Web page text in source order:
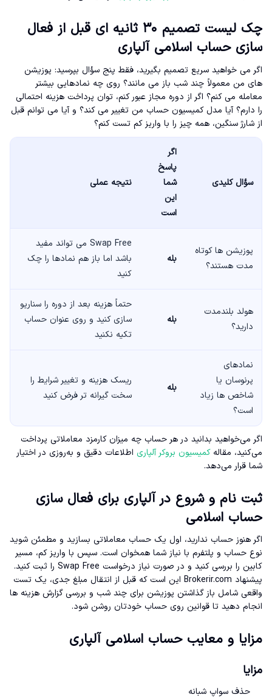
چک لیست تصمیم ۳۰ ثانیه ای قبل از فعال
سازی حساب اسلامی آلپاری
اگر می خواهید سریع تصمیم بگیرید، فقط پنج سؤال بپرسید: پوزیشن
های من معمولاً چند شب باز می مانند؟ روی چه نمادهایی بیشتر
معامله می کنم؟ اگر از دوره مجاز عبور کنم، توان پرداخت هزینه احتمالی
را دارم؟ آیا مدل کمیسیون حساب من تغییر می کند؟ و آیا می توانم قبل
از شارژ سنگین، همه چیز را با واریز کم تست کنم؟
سؤال کلیدی
اگر
پاسخ
شما
این
است
نتیجه عملی
پوزیشن ها کوتاه
مدت هستند؟
بله
Swap Free می تواند مفید
باشد اما باز هم نمادها را چک
کنید
هولد بلندمدت
دارید؟
بله
حتماً هزینه بعد از دوره را سناریو
سازی کنید و روی عنوان حساب
تکیه نکنید
نمادهای
پرنوسان یا
شاخص ها زیاد
است؟
بله
ریسک هزینه و تغییر شرایط را
سخت گیرانه تر فرض کنید
اگر می‌خواهید بدانید در هر حساب چه میزان کارمزد معاملاتی پرداخت
می‌کنید، مقاله کمیسیون بروکر آلپاری اطلاعات دقیق و به‌روزی در اختیار
شما قرار می‌دهد.
ثبت نام و شروع در آلپاری برای فعال سازی
حساب اسلامی
اگر هنوز حساب ندارید، اول یک حساب معاملاتی بسازید و مطمئن شوید
نوع حساب و پلتفرم با نیاز شما همخوان است. سپس با واریز کم، مسیر
کابین را بررسی کنید و در صورت نیاز درخواست Swap Free را ثبت کنید.
پیشنهاد Brokerir.com این است که قبل از انتقال مبلغ جدی، یک تست
واقعی شامل باز گذاشتن پوزیشن برای چند شب و بررسی گزارش هزینه ها
انجام دهید تا قوانین روی حساب خودتان روشن شود.
مزایا و معایب حساب اسلامی آلپاری
مزایا
حذف سواپ شبانه